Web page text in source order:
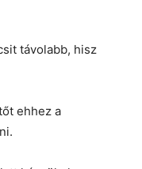
távolabb, hisz
ehhez a